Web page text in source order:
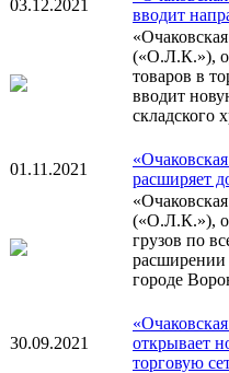
03.12.2021
вводит
(«О.Л.К.»),
товаров в
вводит
складского
01.11.2021
расширяет
(«О.Л.К.»),
грузов по
расширении
городе
30.09.2021
открывает
торговую